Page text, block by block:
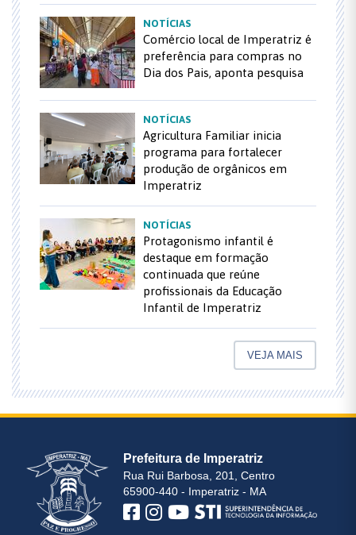
NOTÍCIAS
Comércio local de Imperatriz é
preferência para compras no
Dia dos Pais, aponta pesquisa
NOTÍCIAS
Agricultura Familiar inicia
programa para fortalecer
produção de orgânicos em
Imperatriz
NOTÍCIAS
Protagonismo infantil é
destaque em formação
continuada que reúne
profissionais da Educação
Infantil de Imperatriz
VEJA MAIS
Prefeitura de Imperatriz
Rua Rui Barbosa, 201, Centro
65900-440 - Imperatriz - MA